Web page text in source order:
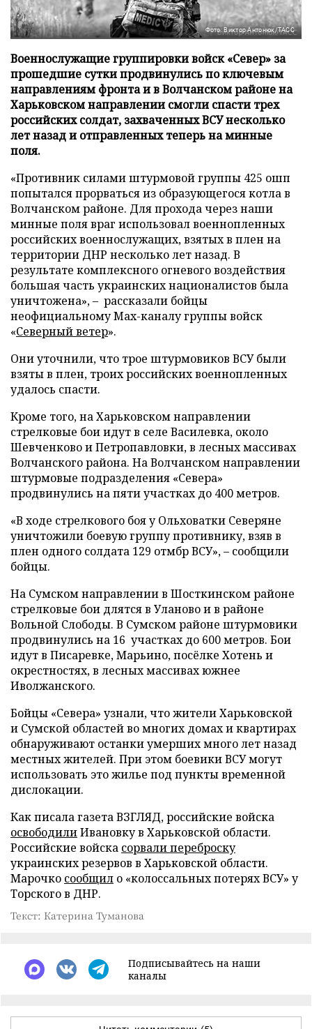
Фото: Виктор Антонюк/ТАСС
Военнослужащие группировки войск «Север» за
прошедшие сутки продвинулись по ключевым
направлениям фронта и в Волчанском районе на
Харьковском направлении смогли спасти трех
российских солдат, захваченных ВСУ несколько
лет назад и отправленных теперь на минные
поля.
«Противник силами штурмовой группы 425 ошп
попытался прорваться из образующегося котла в
Волчанском районе. Для прохода через наши
минные поля враг использовал военнопленных
российских военнослужащих, взятых в плен на
территории ДНР несколько лет назад. В
результате комплексного огневого воздействия
большая часть украинских националистов была
уничтожена», – рассказали бойцы
неофициальному Max-каналу группы войск
«Северный ветер».
Они уточнили, что трое штурмовиков ВСУ были
взяты в плен, троих российских военнопленных
удалось спасти.
Кроме того, на Харьковском направлении
стрелковые бои идут в селе Василевка, около
Шевченково и Петропавловки, в лесных массивах
Волчанского района. На Волчанском направлении
штурмовые подразделения «Севера»
продвинулись на пяти участках до 400 метров.
«В ходе стрелкового боя у Ольховатки Северяне
уничтожили боевую группу противнику, взяв в
плен одного солдата 129 отмбр ВСУ», – сообщили
бойцы.
На Сумском направлении в Шосткинском районе
стрелковые бои длятся в Уланово и в районе
Вольной Слободы. В Сумском районе штурмовики
продвинулись на 16 участках до 600 метров. Бои
идут в Писаревке, Марьино, посёлке Хотень и
окрестностях, в лесных массивах южнее
Иволжанского.
Бойцы «Севера» узнали, что жители Харьковской
и Сумской областей во многих домах и квартирах
обнаруживают останки умерших много лет назад
местных жителей. При этом боевики ВСУ могут
использовать это жилье под пункты временной
дислокации.
Как писала газета ВЗГЛЯД, российские войска
освободилиИвановку в Харьковской области.
Российские войска сорвали переброску
украинских резервов в Харьковской области.
Марочко сообщил о «колоссальных потерях ВСУ» у
Торского в ДНР.
Текст: Катерина Туманова
Подписывайтесь на наши
каналы